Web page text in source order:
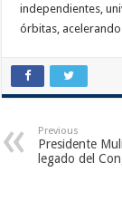
independientes,
órbitas,
Previous
Presidente
legado del